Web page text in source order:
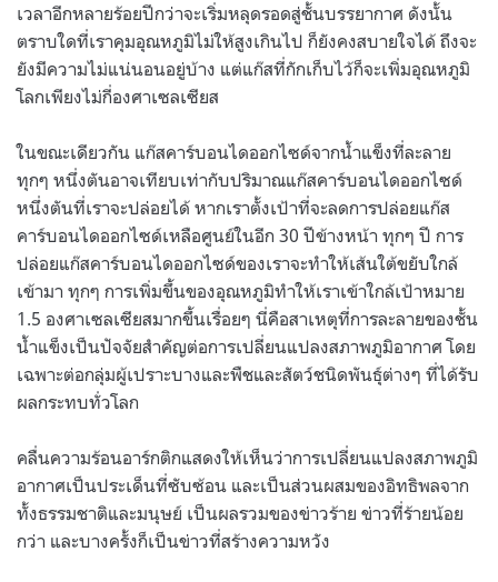
เวลาอีกหลายร้อยปีกว่าจะเริ่มหลุดรอดสู่ชั้นบรรยากาศ ดังนั้น
ตราบใดที่เราคุมอุณหภูมิไม่ให้สูงเกินไป ก็ยังคงสบายใจได้ ถึงจะ
ยังมีความไม่แน่นอนอยู่บ้าง แต่แก๊สที่กักเก็บไว้ก็จะเพิ่มอุณหภูมิ
โลกเพียงไม่กี่องศาเซลเซียส
ในขณะเดียวกัน แก๊สคาร์บอนไดออกไซด์จากน้ำแข็งที่ละลาย
ทุกๆ หนึ่งตันอาจเทียบเท่ากับปริมาณแก๊สคาร์บอนไดออกไซด์
หนึ่งตันที่เราจะปล่อยได้ หากเราตั้งเป้าที่จะลดการปล่อยแก๊ส
คาร์บอนไดออกไซด์เหลือศูนย์ในอีก 30 ปีข้างหน้า ทุกๆ ปี การ
ปล่อยแก๊สคาร์บอนไดออกไซด์ของเราจะทำให้เส้นใต้ขยับใกล้
เข้ามา ทุกๆ การเพิ่มขึ้นของอุณหภูมิทำให้เราเข้าใกล้เป้าหมาย
1.5 องศาเซลเซียสมากขึ้นเรื่อยๆ นี่คือสาเหตุที่การละลายของชั้น
น้ำแข็งเป็นปัจจัยสำคัญต่อการเปลี่ยนแปลงสภาพภูมิอากาศ โดย
เฉพาะต่อกลุ่มผู้เปราะบางและพืชและสัตว์ชนิดพันธุ์ต่างๆ ที่ได้รับ
ผลกระทบทั่วโลก
คลื่นความร้อนอาร์กติกแสดงให้เห็นว่าการเปลี่ยนแปลงสภาพภูมิ
อากาศเป็นประเด็นที่ซับซ้อน และเป็นส่วนผสมของอิทธิพลจาก
ทั้งธรรมชาติและมนุษย์ เป็นผลรวมของข่าวร้าย ข่าวที่ร้ายน้อย
กว่า และบางครั้งก็เป็นข่าวที่สร้างความหวัง